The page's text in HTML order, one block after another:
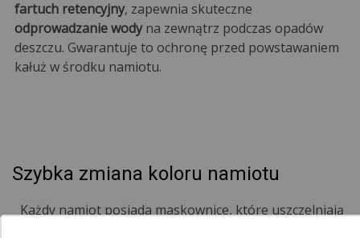
fartuch retencyjny, zapewnia skuteczne
odprowadzanie wodyna zewnątrz podczas opadów
deszczu. Gwarantuje to ochronę przed powstawaniem
kałuż w środku namiotu.
Szybka zmiana koloru namiotu
Każdy namiot posiada maskownice, które uszczelniają